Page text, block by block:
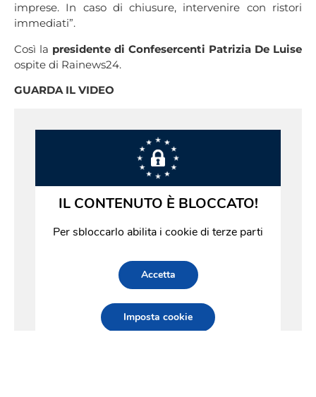
imprese. In caso di chiusure, intervenire con ristori
immediati”.
Così la presidente di Confesercenti Patrizia De Luise
ospite di Rainews24.
GUARDA IL VIDEO